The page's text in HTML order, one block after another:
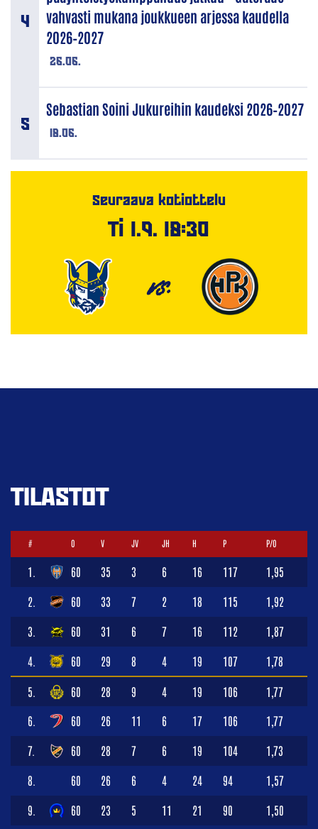
26.06.
vahvasti mukana joukkueen arjessa kaudella
2026–2027
18.06.
Sebastian Soini Jukureihin kaudeksi 2026–2027
Seuraava kotiottelu
Ti 1.9. 18:30
VS.
TILASTOT
# O V JV JH H P P/O
1. 60 35 3 6 16 117 1,95
2. 60 33 7 2 18 115 1,92
3. 60 31 6 7 16 112 1,87
4. 60 29 8 4 19 107 1,78
5. 60 28 9 4 19 106 1,77
6. 60 26 11 6 17 106 1,77
7. 60 28 7 6 19 104 1,73
8. 60 26 6 4 24 94 1,57
9. 60 23 5 11 21 90 1,50